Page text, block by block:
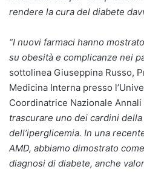
rendere la cura del diabete
“I nuovi farmaci hanno
su obesità e complicanze nei
sottolinea Giuseppina Russo,
Medicina Interna presso
Coordinatrice Nazionale Annali
trascurare uno dei cardini
dell’iperglicemia. In una
AMD, abbiamo dimostrato
diagnosi di diabete, anche